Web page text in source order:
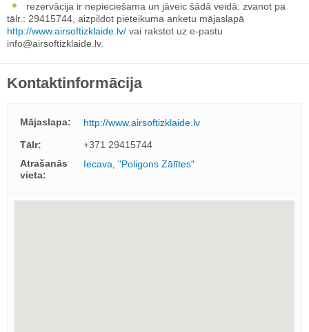
rezervācija ir nepieciešama un jāveic šādā veidā: zvanot pa
tālr.: 29415744, aizpildot pieteikuma anketu mājaslapā
http://www.airsoftizklaide.lv/ vai rakstot uz e-pastu
info@airsoftizklaide.lv.
Kontaktinformācija
Mājaslapa:
http://www.airsoftizklaide.lv
Tālr:
+371 29415744
Atrašanās
vieta:
Iecava, "Poligons Zālītes"